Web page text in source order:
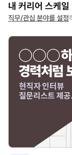
내 커리어 스케일
직무/관심 분야를 설정